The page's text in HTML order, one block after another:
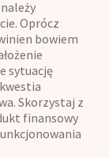
Oprócz
bowiem
sytuację
Skorzystaj z
finansowy